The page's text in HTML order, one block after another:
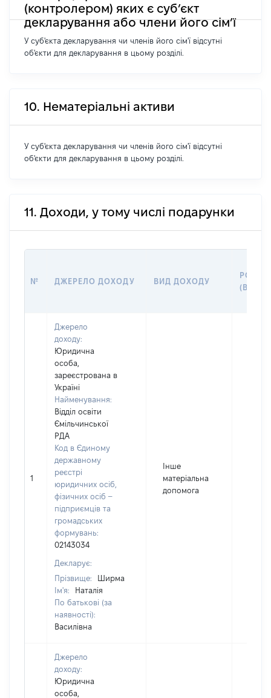
(контролером) яких є суб’єкт
декларування або члени його сім’ї
У суб'єкта декларування чи членів його сім'ї відсутні
об'єкти для декларування в цьому розділі.
10. Нематеріальні активи
У суб'єкта декларування чи членів його сім'ї відсутні
об'єкти для декларування в цьому розділі.
11. Доходи, у тому числі подарунки
№ ДЖЕРЕЛО ДОХОДУ ВИД ДОХОДУ
1
Джерело
доходу:
Юридична
особа,
зареєстрована в
Україні
Найменування:
Відділ освіти
Ємільчинської
РДА
Код в Єдиному
державному
реєстрі
юридичних осіб,
фізичних осіб –
підприємців та
громадських
формувань:
02143034
Декларує:
Прізвище:
Ширма
Ім'я:
Наталія
По батькові (за
наявності):
Василівна
Інше
матеріальна
допомога
Джерело
доходу:
Юридична
особа,